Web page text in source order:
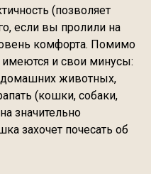
(позволяет
если вы пролили на
комфорта. Помимо
имеются и свои минусы:
животных,
(кошки, собаки,
значительно
захочет почесать об